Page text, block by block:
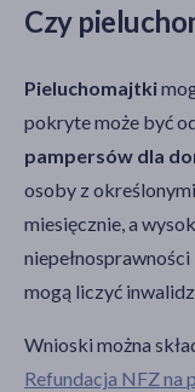
Czy
Pieluchomajtki
pokryte może być
pampersów dla
osoby z
miesięcznie, a
mogą liczyć
Wnioski można
Refundacja NFZ na